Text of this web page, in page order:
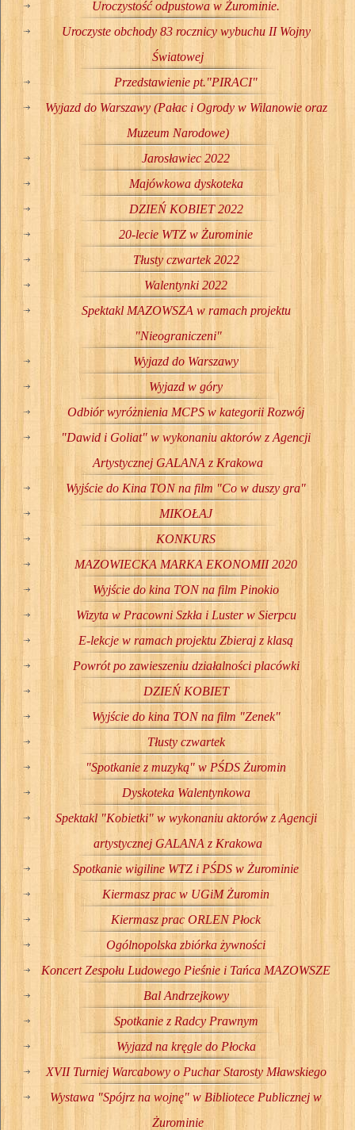
Uroczystość odpustowa w Żurominie.
Uroczyste obchody 83 rocznicy wybuchu II Wojny
Światowej
Przedstawienie pt."PIRACI"
Wyjazd do Warszawy (Pałac i Ogrody w Wilanowie oraz
Muzeum Narodowe)
Jarosławiec 2022
Majówkowa dyskoteka
DZIEŃ KOBIET 2022
20-lecie WTZ w Żurominie
Tłusty czwartek 2022
Walentynki 2022
Spektakl MAZOWSZA w ramach projektu
"Nieograniczeni"
Wyjazd do Warszawy
Wyjazd w góry
Odbiór wyróżnienia MCPS w kategorii Rozwój
"Dawid i Goliat" w wykonaniu aktorów z Agencji
Artystycznej GALANA z Krakowa
Wyjście do Kina TON na film "Co w duszy gra"
MIKOŁAJ
KONKURS
MAZOWIECKA MARKA EKONOMII 2020
Wyjście do kina TON na film Pinokio
Wizyta w Pracowni Szkła i Luster w Sierpcu
E-lekcje w ramach projektu Zbieraj z klasą
Powrót po zawieszeniu działalności placówki
DZIEŃ KOBIET
Wyjście do kina TON na film "Zenek"
Tłusty czwartek
"Spotkanie z muzyką" w PŚDS Żuromin
Dyskoteka Walentynkowa
Spektakl "Kobietki" w wykonaniu aktorów z Agencji
artystycznej GALANA z Krakowa
Spotkanie wigiline WTZ i PŚDS w Żurominie
Kiermasz prac w UGiM Żuromin
Kiermasz prac ORLEN Płock
Ogólnopolska zbiórka żywności
Koncert Zespołu Ludowego Pieśnie i Tańca MAZOWSZE
Bal Andrzejkowy
Spotkanie z Radcy Prawnym
Wyjazd na kręgle do Płocka
XVII Turniej Warcabowy o Puchar Starosty Mławskiego
Wystawa "Spójrz na wojnę" w Bibliotece Publicznej w
Żurominie